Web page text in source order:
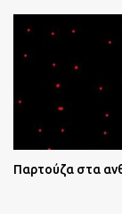
Παρτούζα στα